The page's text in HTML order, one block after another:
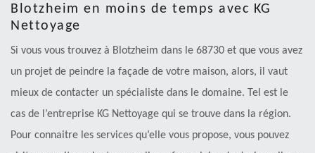
Blotzheim en moins de temps avec KG
Nettoyage
Si vous vous trouvez à Blotzheim dans le 68730 et que vous avez
un projet de peindre la façade de votre maison, alors, il vaut
mieux de contacter un spécialiste dans le domaine. Tel est le
cas de l’entreprise KG Nettoyage qui se trouve dans la région.
Pour connaitre les services qu’elle vous propose, vous pouvez